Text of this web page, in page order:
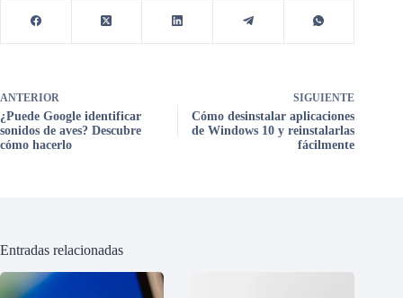
ANTERIOR
¿Puede Google identificar
sonidos de aves? Descubre
cómo hacerlo
SIGUIENTE
Cómo desinstalar aplicaciones
de Windows 10 y reinstalarlas
fácilmente
Entradas relacionadas